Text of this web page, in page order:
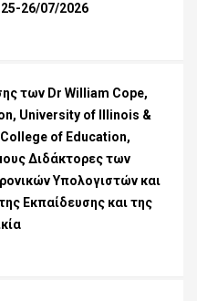
26/07/2026
των Dr William Cope,
University of Illinois &
of Education,
Διδάκτορες των
Υπολογιστών και
Εκπαίδευσης και της